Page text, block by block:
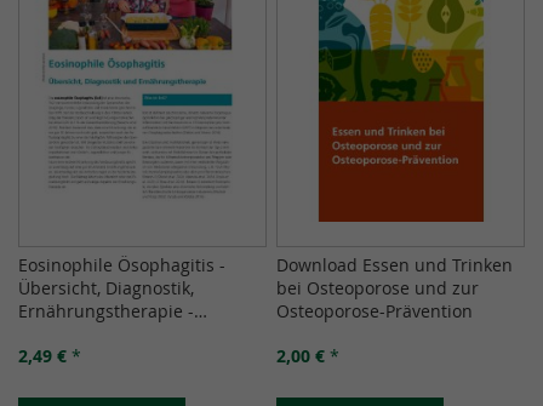
Eosinophile Ösophagitis -
Übersicht, Diagnostik,
Ernährungstherapie -
2,49 € *
Download Essen und Trinken
bei Osteoporose und zur
Osteoporose-Prävention
2,00 € *